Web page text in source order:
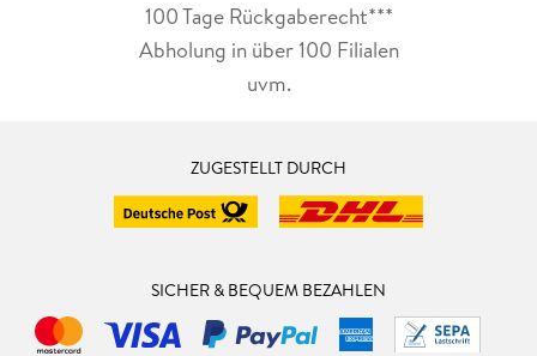
100 Tage Rückgaberecht***
Abholung in über 100 Filialen
uvm.
ZUGESTELLT DURCH
SICHER & BEQUEM BEZAHLEN